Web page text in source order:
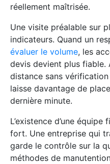
réellement maîtrisée.
Une visite préalable sur
indicateurs. Quand un
évaluer le volume, les
devis devient plus fiable.
distance sans
laisse davantage de
dernière minute.
L’existence d’une
fort. Une entreprise qui
garde le contrôle sur la
méthodes de